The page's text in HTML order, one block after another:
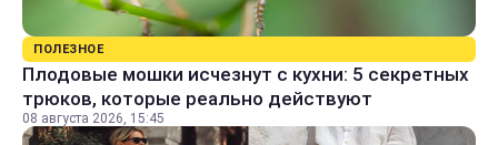
ПОЛЕЗНОЕ
Плодовые мошки исчезнут с кухни: 5 секретных
трюков, которые реально действуют
08 августа 2026, 15:45